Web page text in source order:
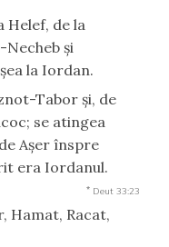
Helef, de la
Necheb şi
la Iordan.
Tabor şi, de
se atingea
Aşer înspre
era Iordanul.
* Deut 33:23
Hamat, Racat,